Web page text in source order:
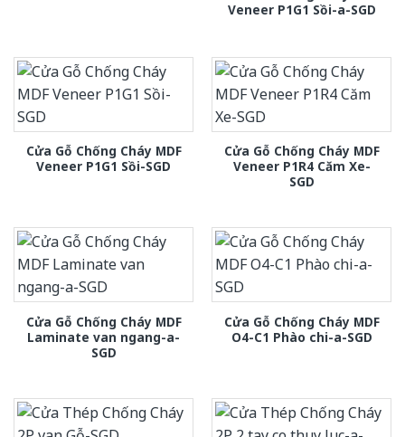
Veneer P1G1 Sồi-a-SGD
Cửa Gỗ Chống Cháy MDF
Veneer P1G1 Sồi-SGD
Cửa Gỗ Chống Cháy MDF
Veneer P1R4 Căm Xe-
SGD
Cửa Gỗ Chống Cháy MDF
Laminate van ngang-a-
SGD
Cửa Gỗ Chống Cháy MDF
O4-C1 Phào chi-a-SGD